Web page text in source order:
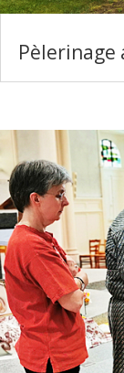
Pèlerinage